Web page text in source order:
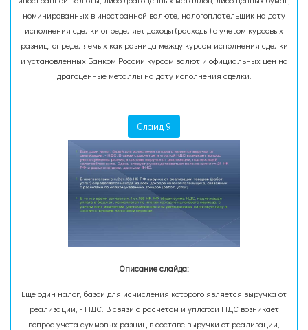
номинированных в иностранной валюте, налогоплательщик на дату
исполнения сделки определяет доходы (расходы) с учетом курсовых
разниц, определяемых как разница между курсом исполнения сделки
и установленных Банком России курсом валют и официальных цен на
драгоценные металлы на дату исполнения сделки.
Слайд 9
Описание слайда:
Еще один налог, базой для исчисления которого является выручка от
реализации, - НДС. В связи с расчетом и уплатой НДС возникает
вопрос учета суммовых разниц в составе выручки от реализации,